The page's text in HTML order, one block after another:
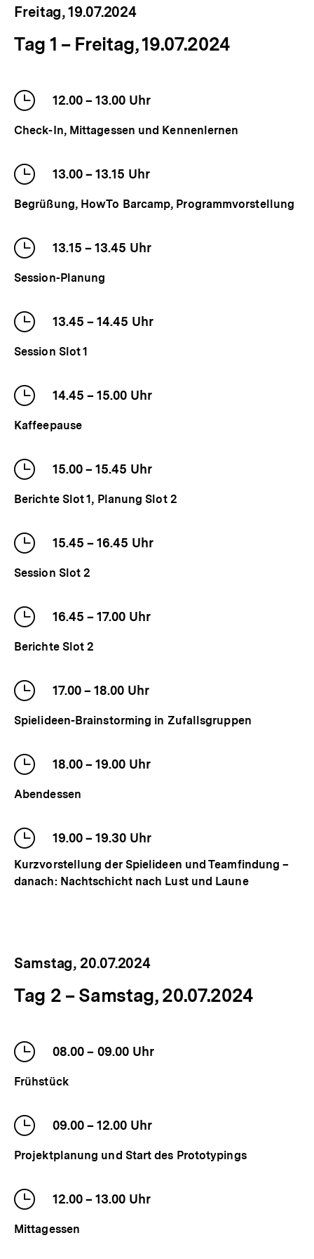
Freitag,19.07.2024
Tag 1 – Freitag, 19.07.2024
Uhrzeit
der
Veranstaltung
12.00 –bis
13.00 Uhr
Check-In, Mittagessen und Kennenlernen
Uhrzeit
der
Veranstaltung
13.00 –bis
13.15 Uhr
Begrüßung, HowTo Barcamp, Programmvorstellung
Uhrzeit
der
Veranstaltung
13.15 –bis
13.45 Uhr
Session-Planung
Uhrzeit
der
Veranstaltung
13.45 –bis
14.45 Uhr
Session Slot 1
Uhrzeit
der
Veranstaltung
14.45 –bis
15.00 Uhr
Kaffeepause
Uhrzeit
der
Veranstaltung
15.00 –bis
15.45 Uhr
Berichte Slot 1, Planung Slot 2
Uhrzeit
der
Veranstaltung
15.45 –bis
16.45 Uhr
Session Slot 2
Uhrzeit
der
Veranstaltung
16.45 –bis
17.00 Uhr
Berichte Slot 2
Uhrzeit
der
Veranstaltung
17.00 –bis
18.00 Uhr
Spielideen-Brainstorming in Zufallsgruppen
Uhrzeit
der
Veranstaltung
18.00 –bis
19.00 Uhr
Abendessen
Uhrzeit
der
Veranstaltung
19.00 –bis
19.30 Uhr
Kurzvorstellung der Spielideen und Teamfindung –
danach: Nachtschicht nach Lust und Laune
Samstag, 20.07.2024
Tag 2 – Samstag, 20.07.2024
Uhrzeit
der
Veranstaltung
08.00 – bis
09.00 Uhr
Frühstück
Uhrzeit
der
Veranstaltung
09.00 –bis
12.00 Uhr
Projektplanung und Start des Prototypings
Uhrzeit
Veranstaltung
12.00 –bis
13.00 Uhr
Mittagessen